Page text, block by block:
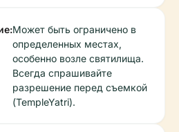
Может быть ограничено в
определенных местах,
особенно возле святилища.
Всегда спрашивайте
разрешение перед съемкой
(TempleYatri).